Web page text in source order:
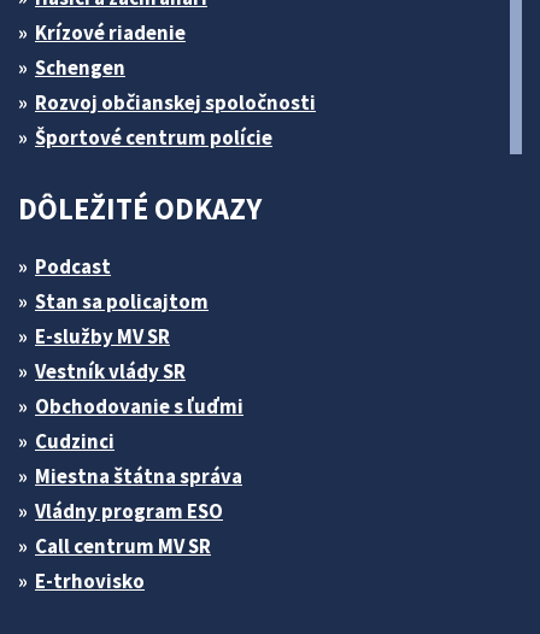
Krízové riadenie
Schengen
Rozvoj občianskej spoločnosti
Športové centrum polície
DÔLEŽITÉ ODKAZY
Podcast
Stan sa policajtom
E-služby MV SR
Vestník vlády SR
Obchodovanie s ľuďmi
Cudzinci
Miestna štátna správa
Vládny program ESO
Call centrum MV SR
E-trhovisko